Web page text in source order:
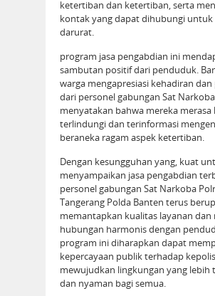
ketertiban dan ketertiban, serta
kontak yang dapat dihubungi untuk
darurat.
program jasa pengabdian ini
sambutan positif dari penduduk.
warga mengapresiasi kehadiran
dari personel gabungan Sat
menyatakan bahwa mereka merasa
terlindungi dan terinformasi
beraneka ragam aspek ketertiban.
Dengan kesungguhan yang, kuat
menyampaikan jasa pengabdian
personel gabungan Sat Narkoba
Tangerang Polda Banten terus
memantapkan kualitas layanan dan
hubungan harmonis dengan
program ini diharapkan dapat
kepercayaan publik terhadap
mewujudkan lingkungan yang lebih
dan nyaman bagi semua.